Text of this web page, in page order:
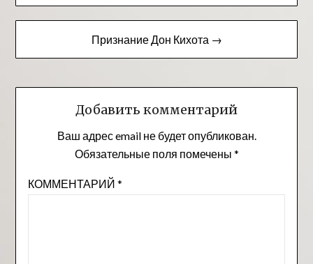
по
Признание Дон Кихота →
Добавить комментарий
Ваш адрес email не будет опубликован.
Обязательные поля помечены *
КОММЕНТАРИЙ *